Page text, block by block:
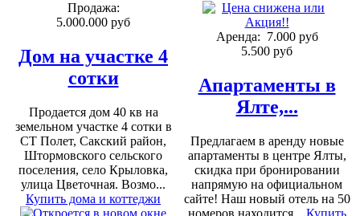
Продажа:
5.000.000 руб
Дом на участке 4
сотки
Продается дом 40 кв на
земельном участке 4 сотки в
СТ Полет, Сакский район,
Штормовского сельского
поселения, село Крыловка,
улица Цветочная. Возмо...
Купить дома и коттеджи
Аренда: 7.000 руб
5.500 руб
Апартаменты в
Ялте,...
Предлагаем в аренду новые
апартаменты в центре Ялты,
скидка при бронировании
напрямую на официальном
сайте! Наш новый отель на 50
номеров находится... Купить